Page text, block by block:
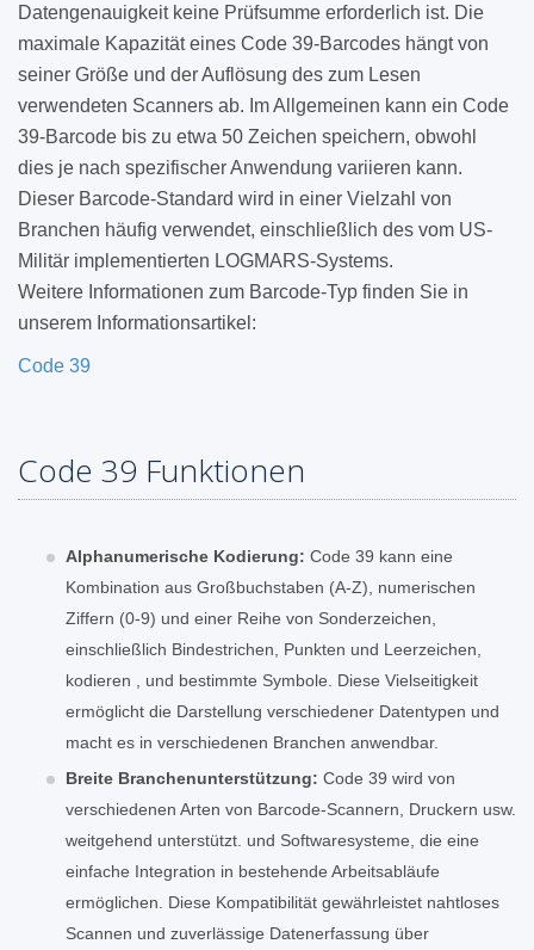
Datengenauigkeit keine Prüfsumme erforderlich ist. Die
maximale Kapazität eines Code 39-Barcodes hängt von
seiner Größe und der Auflösung des zum Lesen
verwendeten Scanners ab. Im Allgemeinen kann ein Code
39-Barcode bis zu etwa 50 Zeichen speichern, obwohl
dies je nach spezifischer Anwendung variieren kann.
Dieser Barcode-Standard wird in einer Vielzahl von
Branchen häufig verwendet, einschließlich des vom US-
Militär implementierten LOGMARS-Systems.
Weitere Informationen zum Barcode-Typ finden Sie in
unserem Informationsartikel:
Code 39
Code 39 Funktionen
Alphanumerische Kodierung: Code 39 kann eine
Kombination aus Großbuchstaben (A-Z), numerischen
Ziffern (0-9) und einer Reihe von Sonderzeichen,
einschließlich Bindestrichen, Punkten und Leerzeichen,
kodieren , und bestimmte Symbole. Diese Vielseitigkeit
ermöglicht die Darstellung verschiedener Datentypen und
macht es in verschiedenen Branchen anwendbar.
Breite Branchenunterstützung: Code 39 wird von
verschiedenen Arten von Barcode-Scannern, Druckern usw.
weitgehend unterstützt. und Softwaresysteme, die eine
einfache Integration in bestehende Arbeitsabläufe
ermöglichen. Diese Kompatibilität gewährleistet nahtloses
Scannen und zuverlässige Datenerfassung über